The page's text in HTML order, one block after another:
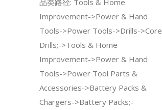
Improvement->Power & Hand
Tools->Power Tools->Drills->Core
Drills;->Tools & Home
Improvement->Power & Hand
Tools->Power Tool Parts &
Accessories->Battery Packs &
Chargers->Battery Packs;-